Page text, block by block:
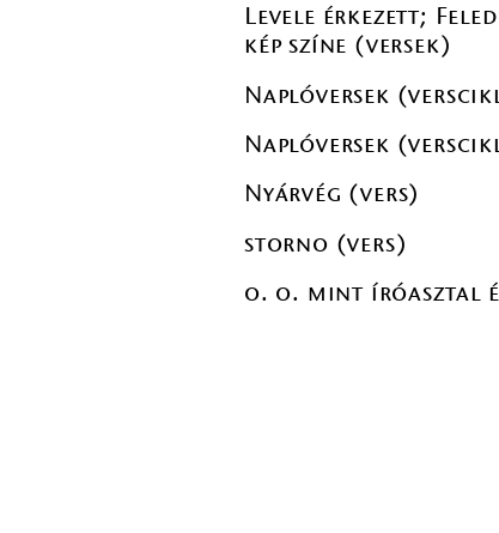
Levele érkezett;
kép színe (versek)
Naplóversek
Naplóversek
Nyárvég (vers)
storno (vers)
o. o. mint íróasztal